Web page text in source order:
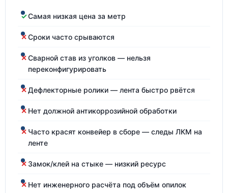
Самая низкая цена за метр
Сроки часто срываются
Сварной став из уголков — нельзя
переконфигурировать
Дефлекторные ролики — лента быстро рвётся
Нет должной антикоррозийной обработки
Часто красят конвейер в сборе — следы ЛКМ на
ленте
Замок/клей на стыке — низкий ресурс
Нет инженерного расчёта под объём опилок